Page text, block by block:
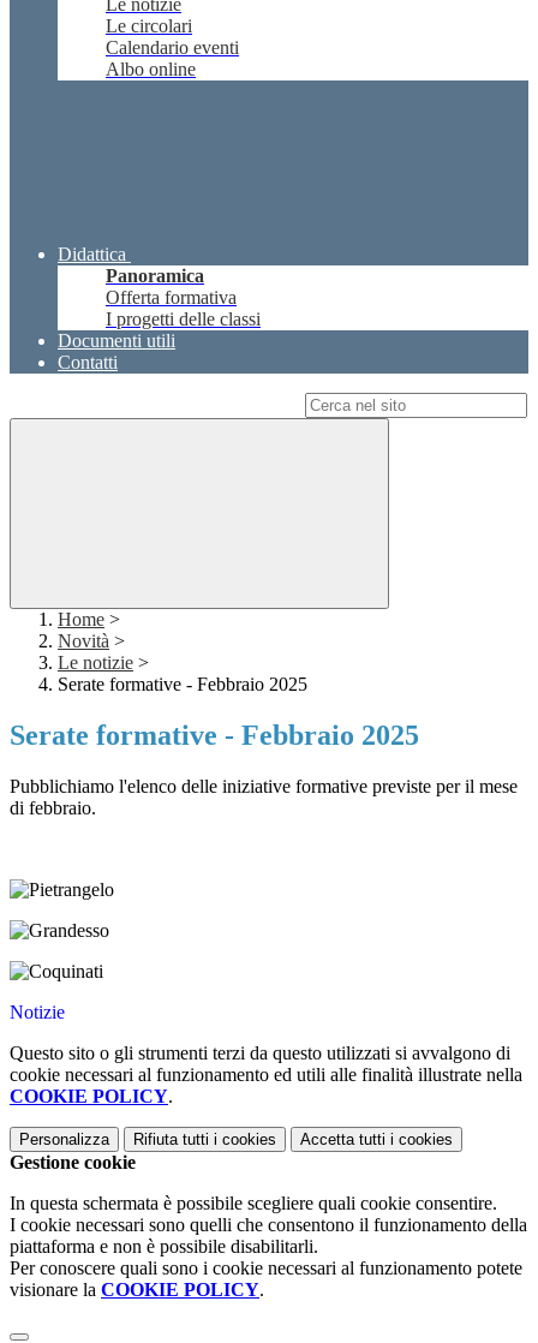
Le notizie
Le circolari
Calendario eventi
Albo online
Didattica
Panoramica
Offerta formativa
I progetti delle classi
Documenti utili
Contatti
Home >
Novità >
Le notizie >
Serate formative - Febbraio 2025
Serate formative - Febbraio 2025
Pubblichiamo l'elenco delle iniziative formative previste per il mese
di febbraio.
Notizie
Questo sito o gli strumenti terzi da questo utilizzati si avvalgono di
cookie necessari al funzionamento ed utili alle finalità illustrate nella
COOKIE POLICY.
Personalizza Rifiuta tutti i cookies Accetta tutti i cookies
Gestione cookie
In questa schermata è possibile scegliere quali cookie consentire.
I cookie necessari sono quelli che consentono il funzionamento della
piattaforma e non è possibile disabilitarli.
Per conoscere quali sono i cookie necessari al funzionamento potete
visionare la COOKIE POLICY.